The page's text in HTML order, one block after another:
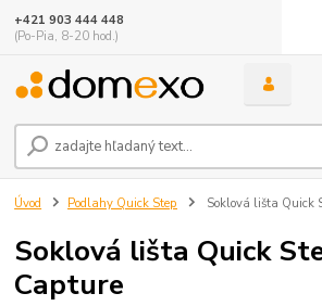
+421 903 444 448
(Po-Pia, 8-20 hod.)
Úvod Podlahy Quick Step Soklová lišta Quick
Soklová lišta Quick
Capture